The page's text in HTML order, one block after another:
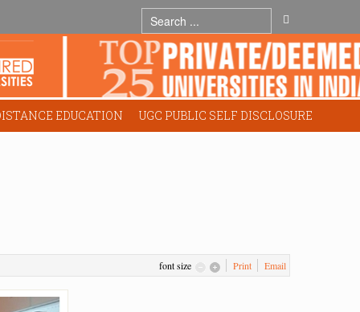
EDUCATION UGC PUBLIC SELF DISCLOSURE
font size Print Email